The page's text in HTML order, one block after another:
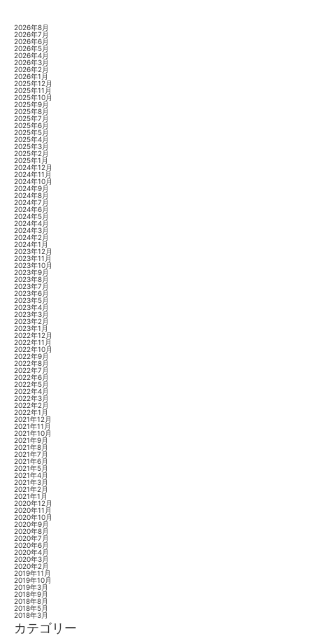
2026年8月
2026年7月
2026年6月
2026年5月
2026年4月
2026年3月
2026年2月
2026年1月
2025年12月
2025年11月
2025年10月
2025年9月
2025年8月
2025年7月
2025年6月
2025年5月
2025年4月
2025年3月
2025年2月
2025年1月
2024年12月
2024年11月
2024年10月
2024年9月
2024年8月
2024年7月
2024年6月
2024年5月
2024年4月
2024年3月
2024年2月
2024年1月
2023年12月
2023年11月
2023年10月
2023年9月
2023年8月
2023年7月
2023年6月
2023年5月
2023年4月
2023年3月
2023年2月
2023年1月
2022年12月
2022年11月
2022年10月
2022年9月
2022年8月
2022年7月
2022年6月
2022年5月
2022年4月
2022年3月
2022年2月
2022年1月
2021年12月
2021年11月
2021年10月
2021年9月
2021年8月
2021年7月
2021年6月
2021年5月
2021年4月
2021年3月
2021年2月
2021年1月
2020年12月
2020年11月
2020年10月
2020年9月
2020年8月
2020年7月
2020年6月
2020年4月
2020年3月
2020年2月
2019年11月
2019年10月
2019年3月
2018年9月
2018年8月
2018年5月
2018年3月
カテゴリー